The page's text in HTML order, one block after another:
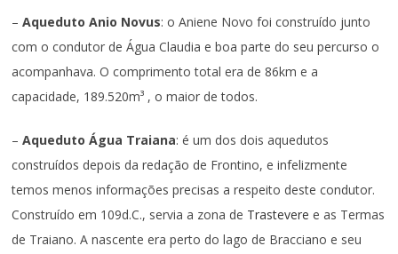
–Aqueduto Anio Novus: o Aniene Novo foi construído junto
com o condutor de Água Claudia e boa parte do seu percurso o
acompanhava. O comprimento total era de 86km e a
capacidade, 189.520m³ , o maior de todos.
–Aqueduto Água Traiana: é um dos dois aquedutos
construídos depois da redação de Frontino, e infelizmente
temos menos informações precisas a respeito deste condutor.
Construído em 109d.C., servia a zona de Trastevere e as Termas
de Traiano. A nascente era perto do lago de Bracciano e seu